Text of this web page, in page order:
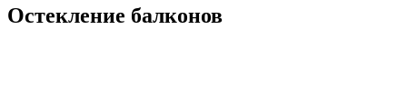
Остекление балконов